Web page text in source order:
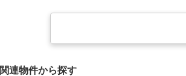
関連物件から探す